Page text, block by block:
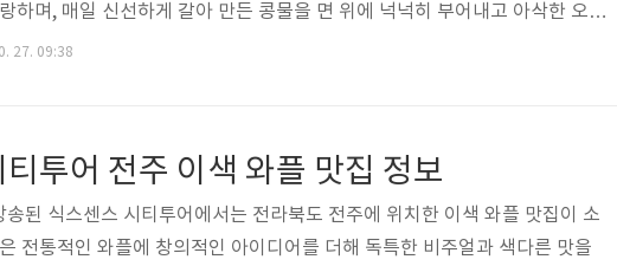
하며, 매일 신선하게 갈아 만든 콩물을 면 위에 넉넉히 부어내고 아삭한 오이
가 식감까지 살려줍니다. 한편 면은 메밀이나 쫄면 형태로 쫀득하게 익혀져
콩국수 HOT 데뷔!..
27. 09:38
투어 전주 이색 와플 맛집 정보
된 식스센스 시티투어에서는 전라북도 전주에 위치한 이색 와플 맛집이 소
전통적인 와플에 창의적인 아이디어를 더해 독특한 비주얼과 색다른 맛을